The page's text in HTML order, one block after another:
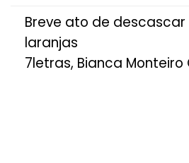
Breve ato de descascar
laranjas
7letras, Bianca Monteiro